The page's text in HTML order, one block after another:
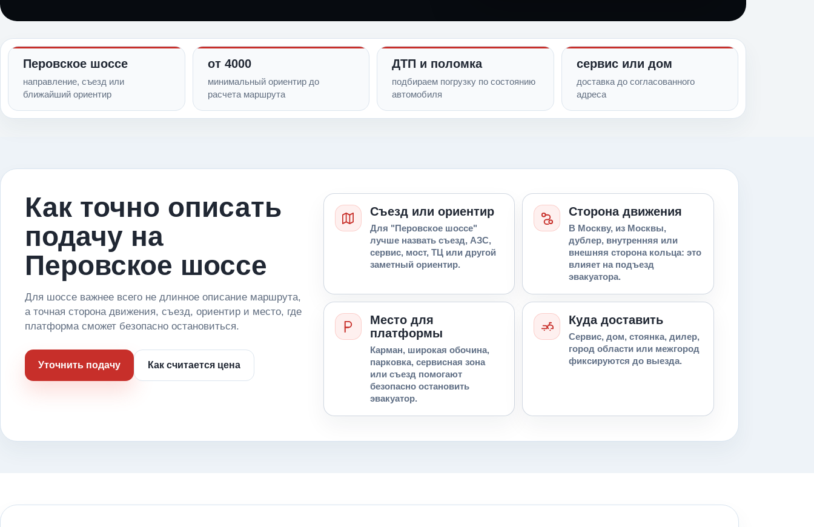
Перовское шоссе
направление, съезд или
ближайший ориентир
от 4000
минимальный ориентир до
расчета маршрута
ДТП и поломка
подбираем погрузку по состоянию
автомобиля
сервис или дом
доставка до согласованного
адреса
Как точно описать
подачу на
Перовское шоссе
Для шоссе важнее всего не длинное описание маршрута,
а точная сторона движения, съезд, ориентир и место, где
платформа сможет безопасно остановиться.
Уточнить подачу Как считается цена
Съезд или ориентир
Для "Перовское шоссе"
лучше назвать съезд, АЗС,
сервис, мост, ТЦ или другой
заметный ориентир.
Сторона движения
В Москву, из Москвы,
дублер, внутренняя или
внешняя сторона кольца: это
влияет на подъезд
эвакуатора.
Место для
платформы
Карман, широкая обочина,
парковка, сервисная зона
или съезд помогают
безопасно остановить
эвакуатор.
Куда доставить
Сервис, дом, стоянка, дилер,
город области или межгород
фиксируются до выезда.